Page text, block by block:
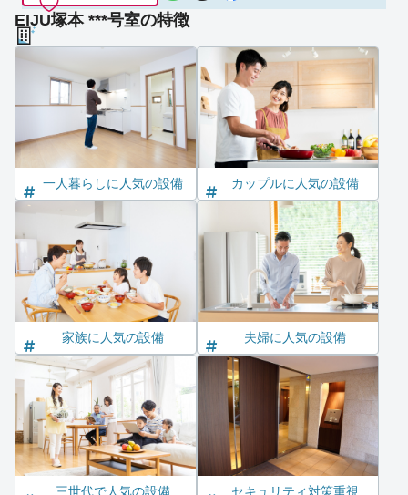
EIJU塚本 ***号室の特徴
一人暮らしに人気の設備 カップルに人気の設備
家族に人気の設備 夫婦に人気の設備
三世代で人気の設備 セキュリティ対策重視